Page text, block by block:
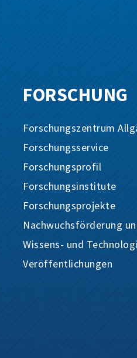
FORSCHUNG
Forschungszentrum
Forschungsservice
Forschungsprofil
Forschungsinstitute
Forschungsprojekte
Nachwuchsförderung
Wissens- und
Veröffentlichungen